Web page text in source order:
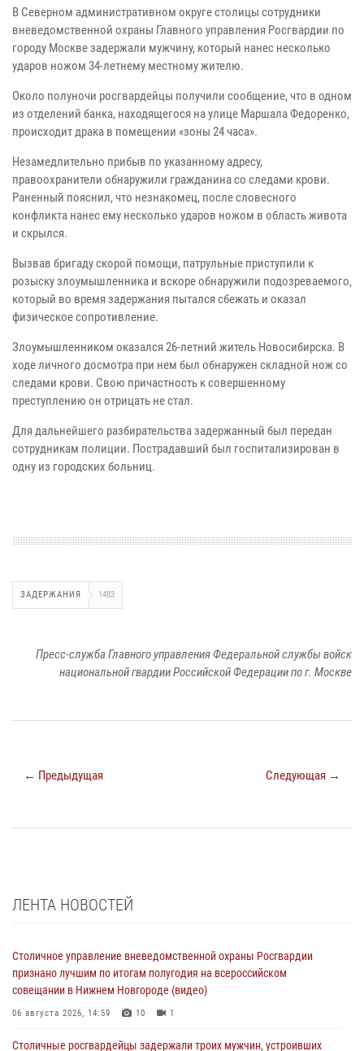
В Северном административном округе столицы сотрудники
вневедомственной охраны Главного управления Росгвардии по
городу Москве задержали мужчину, который нанес несколько
ударов ножом 34-летнему местному жителю.
Около полуночи росгвардейцы получили сообщение, что в одном
из отделений банка, находящегося на улице Маршала Федоренко,
происходит драка в помещении «зоны 24 часа».
Незамедлительно прибыв по указанному адресу,
правоохранители обнаружили гражданина со следами крови.
Раненный пояснил, что незнакомец, после словесного
конфликта нанес ему несколько ударов ножом в область живота
и скрылся.
Вызвав бригаду скорой помощи, патрульные приступили к
розыску злоумышленника и вскоре обнаружили подозреваемого,
который во время задержания пытался сбежать и оказал
физическое сопротивление.
Злоумышленником оказался 26-летний житель Новосибирска. В
ходе личного досмотра при нем был обнаружен складной нож со
следами крови. Свою причастность к совершенному
преступлению он отрицать не стал.
Для дальнейшего разбирательства задержанный был передан
сотрудникам полиции. Пострадавший был госпитализирован в
одну из городских больниц.
ЗАДЕРЖАНИЯ 1483
Пресс-служба Главного управления Федеральной службы войск
национальной гвардии Российской Федерации по г. Москве
← Предыдущая Следующая →
ЛЕНТА НОВОСТЕЙ
Столичное управление вневедомственной охраны Росгвардии
признано лучшим по итогам полугодия на всероссийском
совещании в Нижнем Новгороде (видео)
06 августа 2026, 14:59 10 1
Столичные росгвардейцы задержали троих мужчин, устроивших